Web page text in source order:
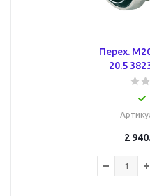
Перех.
20.5
2